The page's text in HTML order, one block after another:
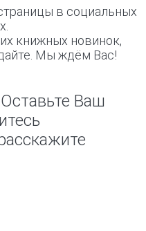
в социальных
книжных новинок,
Мы ждём Вас!
Ваш